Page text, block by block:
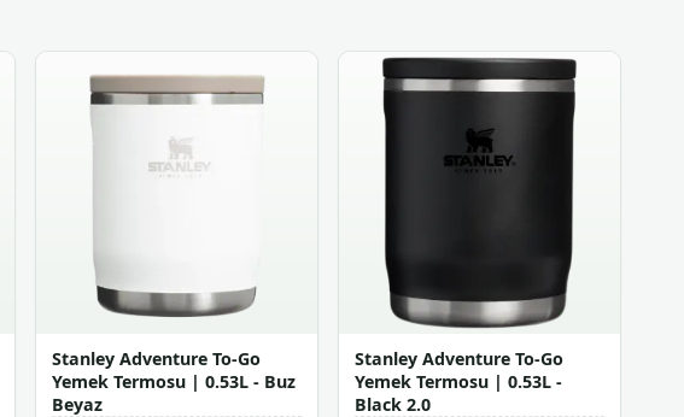
Stanley Adventure To-Go
Yemek Termosu | 0.53L - Buz
Beyaz
Stanley Adventure To-Go
Yemek Termosu | 0.53L -
Black 2.0